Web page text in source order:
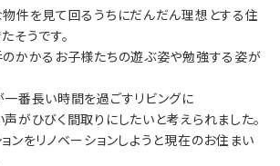
件を見て回るうちにだんだん理想とする住
そうです。
かかるお子様たちの遊ぶ姿や勉強する姿が
番長い時間を過ごすリビングに
がひびく間取りにしたいと考えられました。
ンをリノベーションしようと現在のお住まい